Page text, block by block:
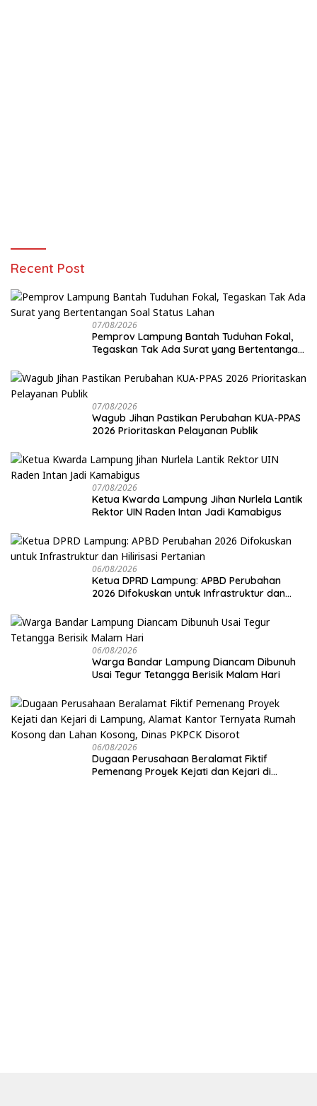
Recent Post
07/08/2026
Pemprov Lampung Bantah Tuduhan Fokal,
Tegaskan Tak Ada Surat yang Bertentangan
07/08/2026
Wagub Jihan Pastikan Perubahan KUA-PPAS
2026 Prioritaskan Pelayanan Publik
07/08/2026
Ketua Kwarda Lampung Jihan Nurlela Lantik
Rektor UIN Raden Intan Jadi Kamabigus
06/08/2026
Ketua DPRD Lampung: APBD Perubahan
2026 Difokuskan untuk Infrastruktur dan
06/08/2026
Warga Bandar Lampung Diancam Dibunuh
Usai Tegur Tetangga Berisik Malam Hari
06/08/2026
Dugaan Perusahaan Beralamat Fiktif
Pemenang Proyek Kejati dan Kejari di